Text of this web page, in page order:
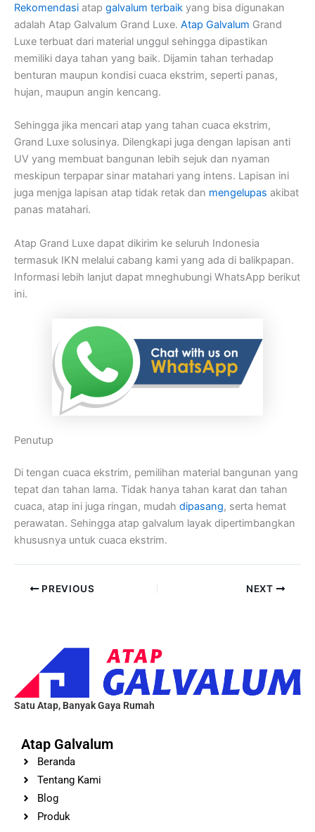
Rekomendasi atap galvalum terbaik yang bisa digunakan
adalah Atap Galvalum Grand Luxe. Atap Galvalum Grand
Luxe terbuat dari material unggul sehingga dipastikan
memiliki daya tahan yang baik. Dijamin tahan terhadap
benturan maupun kondisi cuaca ekstrim, seperti panas,
hujan, maupun angin kencang.
Sehingga jika mencari atap yang tahan cuaca ekstrim,
Grand Luxe solusinya. Dilengkapi juga dengan lapisan anti
UV yang membuat bangunan lebih sejuk dan nyaman
meskipun terpapar sinar matahari yang intens. Lapisan ini
juga menjga lapisan atap tidak retak dan mengelupas akibat
panas matahari.
Atap Grand Luxe dapat dikirim ke seluruh Indonesia
termasuk IKN melalui cabang kami yang ada di balikpapan.
Informasi lebih lanjut dapat mneghubungi WhatsApp berikut
ini.
Penutup
Di tengan cuaca ekstrim, pemilihan material bangunan yang
tepat dan tahan lama. Tidak hanya tahan karat dan tahan
cuaca, atap ini juga ringan, mudah dipasang, serta hemat
perawatan. Sehingga atap galvalum layak dipertimbangkan
khususnya untuk cuaca ekstrim.
PREVIOUS NEXT
Satu Atap, Banyak Gaya Rumah
Atap Galvalum
Beranda
Tentang Kami
Blog
Produk